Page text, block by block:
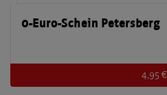
0-Euro-Schein Petersberg
4,95 €